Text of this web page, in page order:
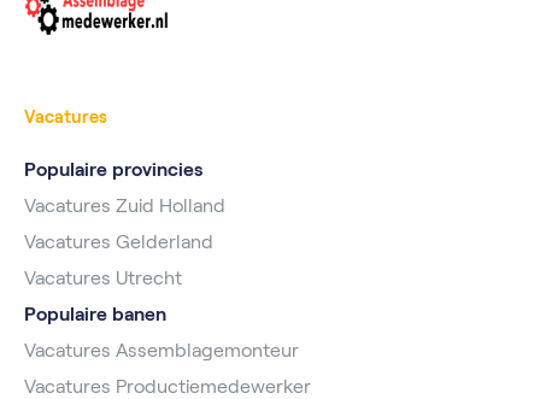
Vacatures
Populaire provincies
Vacatures Zuid Holland
Vacatures Gelderland
Vacatures Utrecht
Populaire banen
Vacatures Assemblagemonteur
Vacatures Productiemedewerker